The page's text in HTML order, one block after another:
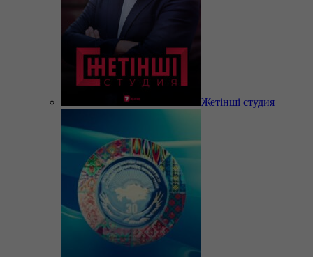
Жетінші студия